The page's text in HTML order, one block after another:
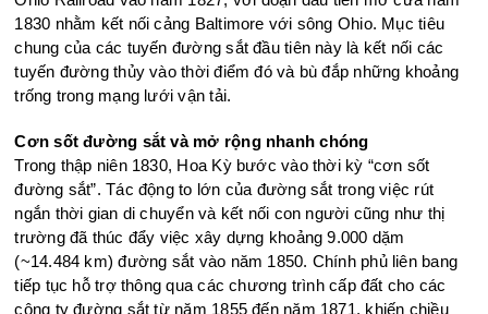
1830 nhằm kết nối cảng Baltimore với sông Ohio. Mục tiêu
chung của các tuyến đường sắt đầu tiên này là kết nối các
tuyến đường thủy vào thời điểm đó và bù đắp những khoảng
trống trong mạng lưới vận tải.
Cơn sốt đường sắt và mở rộng nhanh chóng
Trong thập niên 1830, Hoa Kỳ bước vào thời kỳ “cơn sốt
đường sắt”. Tác động to lớn của đường sắt trong việc rút
ngắn thời gian di chuyển và kết nối con người cũng như thị
trường đã thúc đẩy việc xây dựng khoảng 9.000 dặm
(~14.484 km) đường sắt vào năm 1850. Chính phủ liên bang
tiếp tục hỗ trợ thông qua các chương trình cấp đất cho các
công ty đường sắt từ năm 1855 đến năm 1871, khiến chiều